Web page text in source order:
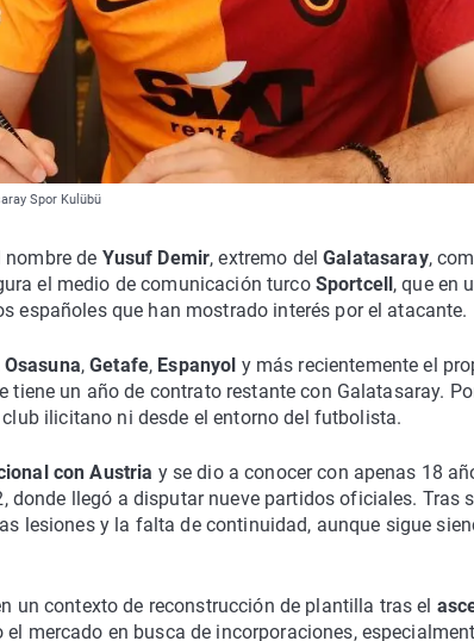
Spor Kulübü
de Yusuf Demir, extremo delGalatasaray,
el medio de comunicación turco Sportcell , que en
españoles que han mostrado interés por el atacante.
Osasuna,Getafe, Espanyol y más recientemente el
tiene un año de contrato restante con Galatasaray.
ilicitano ni desde el entorno del futbolista.
con Austria y se dio a conocer con apenas 18
donde llegó a disputar nueve partidos oficiales. Tras
lesiones y la falta de continuidad, aunque sigue
un contexto de reconstrucción de plantilla tras el
mercado en busca de incorporaciones,